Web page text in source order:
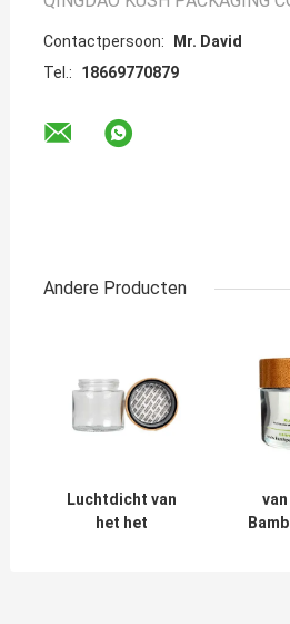
Contactpersoon:
Mr. David
Tel.:
18669770879
Andere Producten
Luchtdicht van
het het